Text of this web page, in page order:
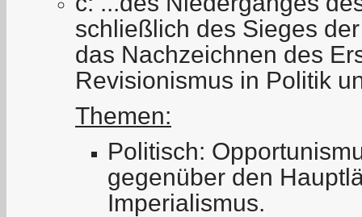
schließlich des Sieges
das Nachzeichnen des
Revisionismus in Politik
Themen:
Politisch:
gegenüber den
Imperialismus.